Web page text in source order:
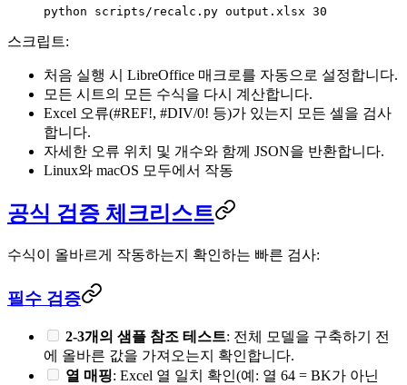
python scripts/recalc.py output.xlsx 30
스크립트:
처음 실행 시 LibreOffice 매크로를 자동으로 설정합니다.
모든 시트의 모든 수식을 다시 계산합니다.
Excel 오류(#REF!, #DIV/0! 등)가 있는지 모든 셀을 검사
합니다.
자세한 오류 위치 및 개수와 함께 JSON을 반환합니다.
Linux와 macOS 모두에서 작동
공식 검증 체크리스트
수식이 올바르게 작동하는지 확인하는 빠른 검사:
필수 검증
2-3개의 샘플 참조 테스트: 전체 모델을 구축하기 전
에 올바른 값을 가져오는지 확인합니다.
열 매핑: Excel 열 일치 확인(예: 열 64 = BK가 아닌